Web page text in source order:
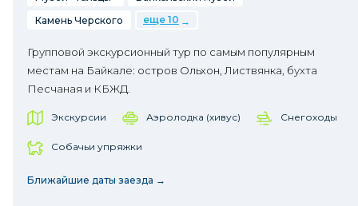
Камень Черского
еще 10
Групповой экскурсионный тур по самым популярным
местам на Байкале: остров Ольхон, Листвянка, бухта
Песчаная и КБЖД.
Экскурсии Аэролодка (хивус) Снегоходы
Собачьи упряжки
Ближайшие даты заезда →